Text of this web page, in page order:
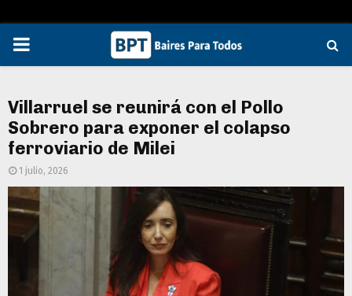
PRIMARY
Villarruel se reunirá con el Pollo
Sobrero para exponer el colapso
ferroviario de Milei
1 julio, 2026